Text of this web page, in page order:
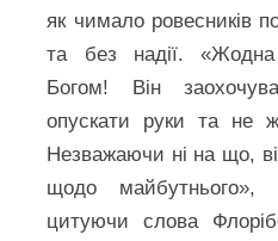
як чимало ровесників
та без надії.
Богом! Він
опускати руки та не
Незважаючи ні на що,
щодо
цитуючи слова